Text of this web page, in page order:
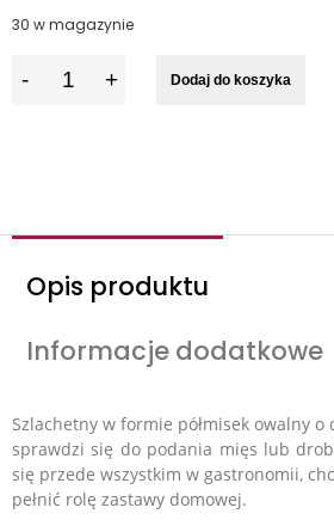
30 w magazynie
Dodaj do koszyka
Opis produktu
Informacje dodatkowe
Szlachetny w formie półmisek owalny o
sprawdzi się do podania mięs lub
się przede wszystkim w gastronomii,
pełnić rolę zastawy domowej.